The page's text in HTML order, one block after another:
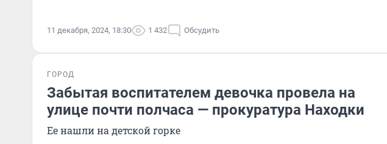
11 декабря, 2024, 18:30 1 432 Обсудить
ГОРОД
Забытая воспитателем девочка провела на
улице почти полчаса — прокуратура Находки
Ее нашли на детской горке